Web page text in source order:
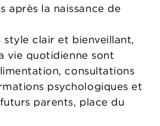
après la naissance de
style clair et bienveillant,
vie quotidienne sont
consultations
psychologiques et
parents, place du